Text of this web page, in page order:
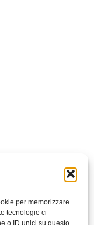
per memorizzare
tecnologie ci
o ID unici su questo